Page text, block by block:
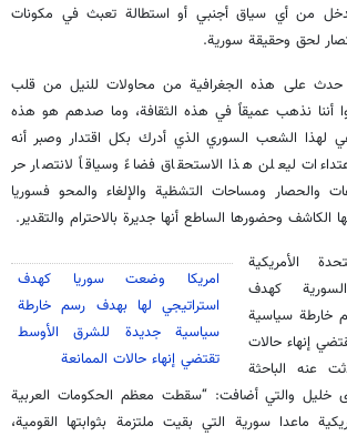
من أي سياق أجنبي أو استطالة تعبث في مكونات
لحق وحقيقة سورية.
على هذه الجغرافية من محاولات للنيل من قلب
أننا نذهب عميقاً في هذه الثقافة، وما صدهم هو هذه
لهذا الشعب السوري الذي أدرك بكل اقتدار وصبر أنه
ليعلن هذا الاستحقاق فضاءً وسياقاً لانتصار حر
والحصار ومساحات التشظية والإلغاء والمحو فسوريا
وحضورها الساطع أنها جديرة بالاحترام والتقدير.
امريكا وضعت سوريا كهدف
استراتيجي لها بهدف رسم خارطة
سياسية جديدة للشرق الأوسط
تقتضي إنهاء حالات الممانعة
الأمريكية
كهدف
خارطة سياسية
إنهاء حالات
عنه الباحثة
خليل والتي أضافت: “سقطت معظم الحكومات العربية
ماعدا سورية التي بقيت ملتزمة بثوابتها القومية،